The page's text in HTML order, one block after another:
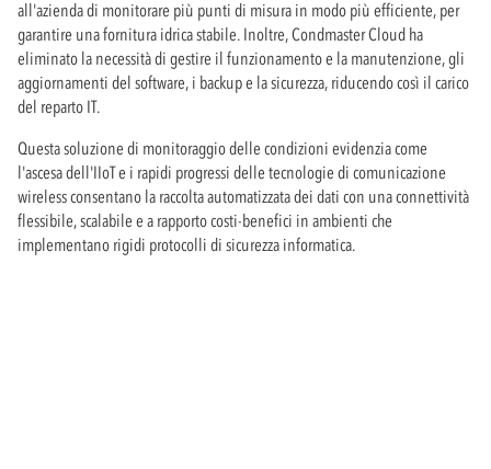
all'azienda di monitorare più punti di misura in modo più efficiente, per
garantire una fornitura idrica stabile. Inoltre, Condmaster Cloud ha
eliminato la necessità di gestire il funzionamento e la manutenzione, gli
aggiornamenti del software, i backup e la sicurezza, riducendo così il carico
del reparto IT.
Questa soluzione di monitoraggio delle condizioni evidenzia come
l'ascesa dell'IIoT e i rapidi progressi delle tecnologie di comunicazione
wireless consentano la raccolta automatizzata dei dati con una connettività
flessibile, scalabile e a rapporto costi-benefici in ambienti che
implementano rigidi protocolli di sicurezza informatica.